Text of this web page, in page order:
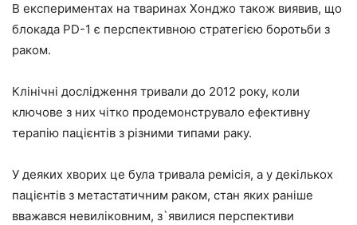
В експериментах на тваринах Хонджо також виявив, що
блокада PD-1 є перспективною стратегією боротьби з
раком.
Клінічні дослідження тривали до 2012 року, коли
ключове з них чітко продемонструвало ефективну
терапію пацієнтів з різними типами раку.
У деяких хворих це була тривала ремісія, а у декількох
пацієнтів з метастатичним раком, стан яких раніше
вважався невиліковним, з`явилися перспективи